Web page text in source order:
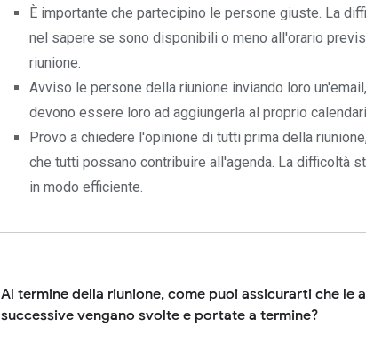
È importante che partecipino le persone giuste. La
nel sapere se sono disponibili o meno all'orario
riunione.
Avviso le persone della riunione inviando loro
devono essere loro ad aggiungerla al proprio
Provo a chiedere l'opinione di tutti prima della
che tutti possano contribuire all'agenda. La difficoltà
in modo efficiente.
Al termine della riunione, come puoi assicurarti che le
successive vengano svolte e portate a termine?